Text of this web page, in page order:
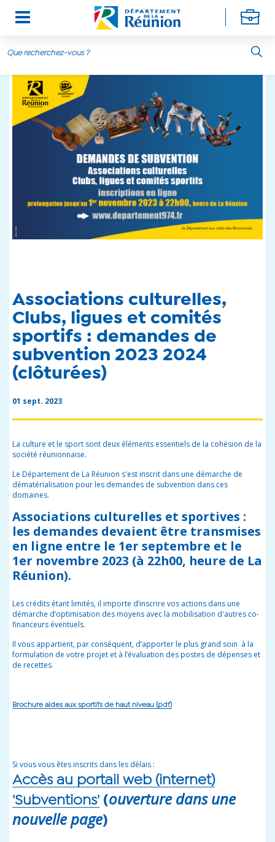
Aller au contenu principal
Associations culturelles,
Clubs, ligues et comités
sportifs : demandes de
subvention 2023 2024
(clôturées)
01 sept. 2023
La culture et le sport sont deux éléments essentiels de la cohésion de la
société réunionnaise.
Le Département de La Réunion s'est inscrit dans une démarche de
dématérialisation pour les demandes de subvention dans ces
domaines.
Associations culturelles et sportives :
les demandes devaient être transmises
en ligne entre le 1er septembre et le
1er novembre 2023 (à 22h00, heure de La
Réunion).
Les crédits étant limités, il importe d’inscrire vos actions dans une
démarche d’optimisation des moyens avec la mobilisation d'autres co-
financeurs éventuels.
Il vous appartient, par conséquent, d’apporter le plus grand soin à la
formulation de votre projet et à l’évaluation des postes de dépenses et
de recettes.
Brochure aides aux sportifs de haut niveau (pdf)
Si vous vous êtes inscrits dans les délais :
Accès au portail web (internet)
'Subventions' (ouverture dans une
nouvelle page)